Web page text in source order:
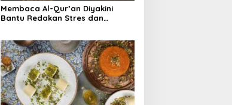
Membaca Al-Qur’an Diyakini
Bantu Redakan Stres dan